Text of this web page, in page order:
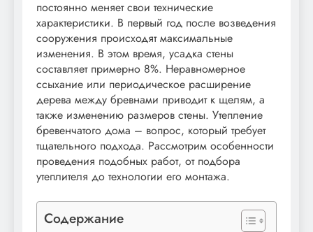
постоянно меняет свои технические
характеристики. В первый год после возведения
сооружения происходят максимальные
изменения. В этом время, усадка стены
составляет примерно 8%. Неравномерное
ссыхание или периодическое расширение
дерева между бревнами приводит к щелям, а
также изменению размеров стены. Утепление
бревенчатого дома – вопрос, который требует
тщательного подхода. Рассмотрим особенности
проведения подобных работ, от подбора
утеплителя до технологии его монтажа.
Содержание